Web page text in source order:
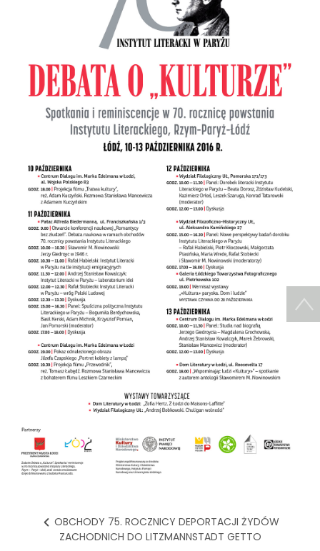
OBCHODY 75. ROCZNICY DEPORTACJI ŻYDÓW
ZACHODNICH DO LITZMANNSTADT GETTO